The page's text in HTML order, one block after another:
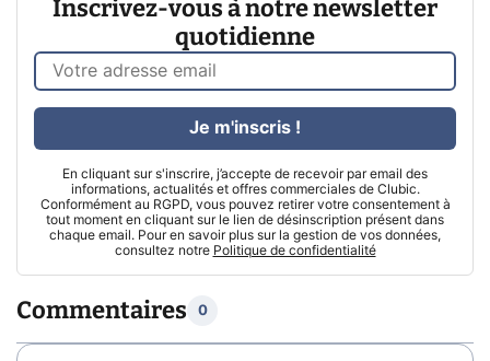
Inscrivez-vous à notre newsletter
quotidienne
En cliquant sur s'inscrire, j’accepte de recevoir par email des
informations, actualités et offres commerciales de Clubic.
Conformément au RGPD, vous pouvez retirer votre consentement à
tout moment en cliquant sur le lien de désinscription présent dans
chaque email. Pour en savoir plus sur la gestion de vos données,
consultez notre Politique de confidentialité
Je m'inscris !
Commentaires 0